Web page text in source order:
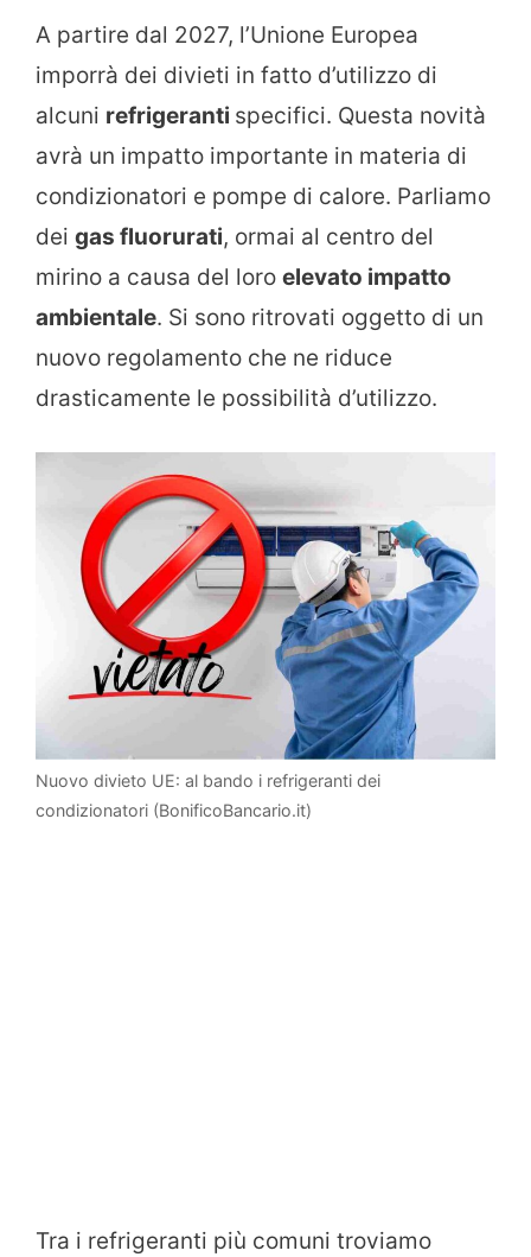
A partire dal 2027, l’Unione Europea
imporrà dei divieti in fatto d’utilizzo di
alcuni refrigeranti specifici. Questa novità
avrà un impatto importante in materia di
condizionatori e pompe di calore. Parliamo
dei gas fluorurati, ormai al centro del
mirino a causa del loro elevato impatto
ambientale. Si sono ritrovati oggetto di un
nuovo regolamento che ne riduce
drasticamente le possibilità d’utilizzo.
Nuovo divieto UE: al bando i refrigeranti dei
condizionatori (BonificoBancario.it)
Tra i refrigeranti più comuni troviamo